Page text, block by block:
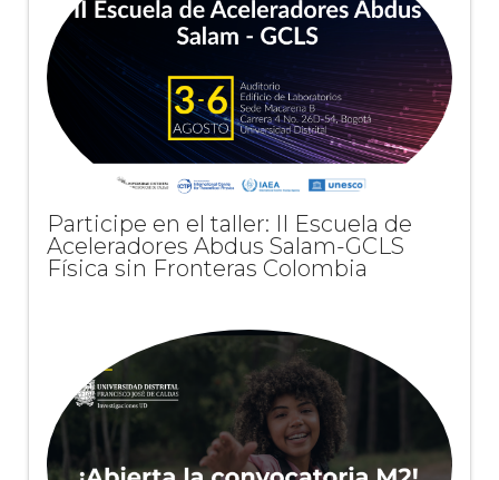
Participe en el taller: II Escuela de
Aceleradores Abdus Salam-GCLS
Física sin Fronteras Colombia